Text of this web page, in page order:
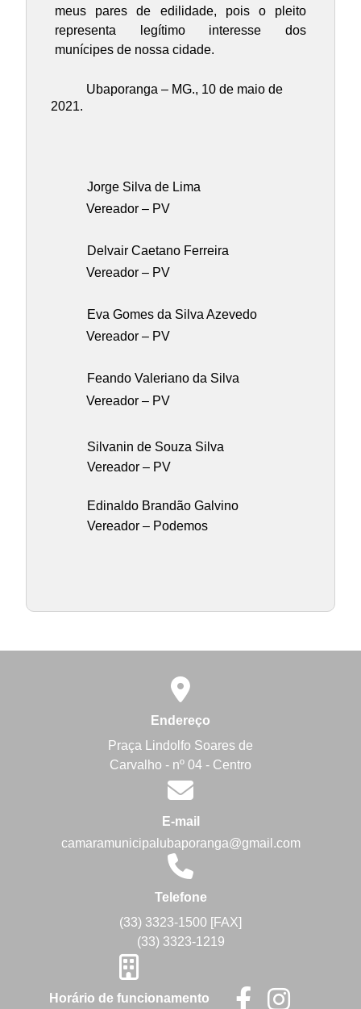
meus pares de edilidade, pois o pleito
representa legítimo interesse dos
munícipes de nossa cidade.
Ubaporanga – MG., 10 de maio de
2021.
Jorge Silva de Lima
Vereador – PV
Delvair Caetano Ferreira
Vereador – PV
Eva Gomes da Silva Azevedo
Vereador – PV
Feando Valeriano da Silva
Vereador – PV
Silvanin de Souza Silva
Vereador – PV
Edinaldo Brandão Galvino
Vereador – Podemos
Endereço
Praça Lindolfo Soares de
Carvalho - nº 04 - Centro
E-mail
camaramunicipalubaporanga@gmail.com
Telefone
(33) 3323-1500 [FAX]
(33) 3323-1219
Horário de funcionamento